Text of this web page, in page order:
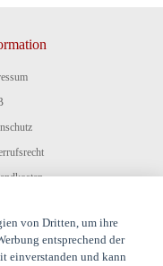
von Dritten, um ihre
entsprechend der
einverstanden und kann